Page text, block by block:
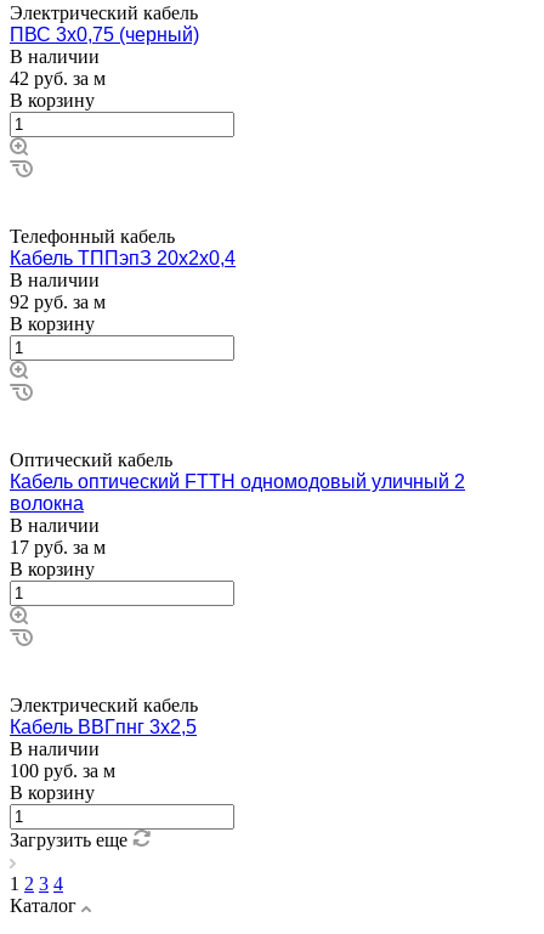
Электрический кабель
ПВС 3х0,75 (черный)
В наличии
42 руб. за м
В корзину
Телефонный кабель
Кабель ТППэпЗ 20х2х0,4
В наличии
92 руб. за м
В корзину
Оптический кабель
Кабель оптический FTTH одномодовый уличный 2
волокна
В наличии
17 руб. за м
В корзину
Электрический кабель
Кабель ВВГпнг 3х2,5
В наличии
100 руб. за м
В корзину
Загрузить еще
1 2 3 4
Каталог